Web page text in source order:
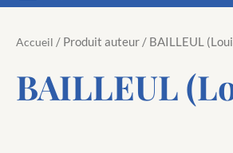
Accueil / Produit auteur / BAILLEUL
BAILLEUL